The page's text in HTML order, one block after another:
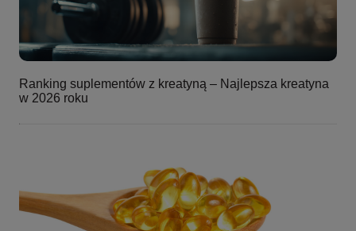
Ranking suplementów z kreatyną – Najlepsza kreatyna
w 2026 roku